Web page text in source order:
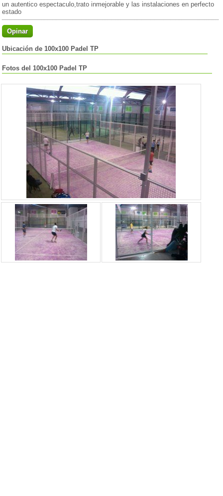
un autentico espectaculo,trato inmejorable y las instalaciones en perfecto
estado
Opinar
Ubicación de 100x100 Padel TP
Fotos del 100x100 Padel TP